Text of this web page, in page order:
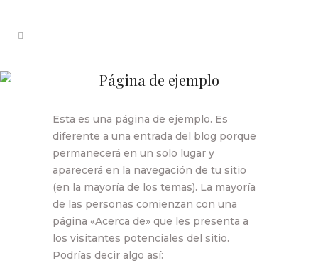
Página de ejemplo
Esta es una página de ejemplo. Es
diferente a una entrada del blog porque
permanecerá en un solo lugar y
aparecerá en la navegación de tu sitio
(en la mayoría de los temas). La mayoría
de las personas comienzan con una
página «Acerca de» que les presenta a
los visitantes potenciales del sitio.
Podrías decir algo así: